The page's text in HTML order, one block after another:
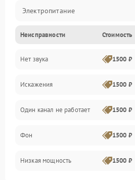
Электропитание
Видео
Неисправности Стоимость
Нет звука 1500 ₽
Искажения 1500 ₽
Один канал не работает 1500 ₽
Фон 1500 ₽
Низкая мощность 1500 ₽